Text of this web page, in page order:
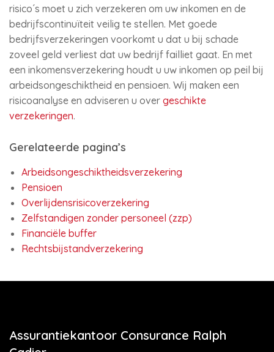
risico´s moet u zich verzekeren om uw inkomen en de
bedrijfscontinuïteit veilig te stellen. Met goede
bedrijfsverzekeringen voorkomt u dat u bij schade
zoveel geld verliest dat uw bedrijf failliet gaat. En met
een inkomensverzekering houdt u uw inkomen op peil bij
arbeidsongeschiktheid en pensioen. Wij maken een
risicoanalyse en adviseren u over geschikte
verzekeringen.
Gerelateerde pagina’s
Arbeidsongeschiktheidsverzekering
Pensioen
Overlijdensrisicoverzekering
Zelfstandigen zonder personeel (zzp)
Financiële buffer
Rechtsbijstandverzekering
Assurantiekantoor Consurance Ralph